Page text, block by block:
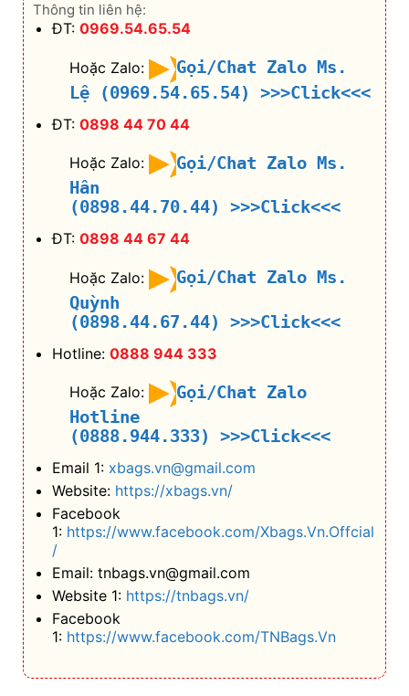
Thông tin liên hệ:
ĐT: 0969.54.65.54
Hoặc Zalo:
Gọi/Chat Zalo Ms.
Lệ (0969.54.65.54)
>>>Click<<<
ĐT: 0898 44 70 44
Hoặc Zalo:
Gọi/Chat Zalo Ms.
Hân
(0898.44.70.44)
>>>Click<<<
ĐT: 0898 44 67 44
Hoặc Zalo:
Gọi/Chat Zalo Ms.
Quỳnh
(0898.44.67.44)
>>>Click<<<
Hotline: 0888 944 333
Hoặc Zalo:
Gọi/Chat Zalo
Hotline
(0888.944.333)
>>>Click<<<
Email 1: xbags.vn@gmail.com
Website: https://xbags.vn/
Facebook
1: https://www.facebook.com/Xbags.Vn.Offcial
/
Email: tnbags.vn@gmail.com
Website 1: https://tnbags.vn/
Facebook
1: https://www.facebook.com/TNBags.Vn